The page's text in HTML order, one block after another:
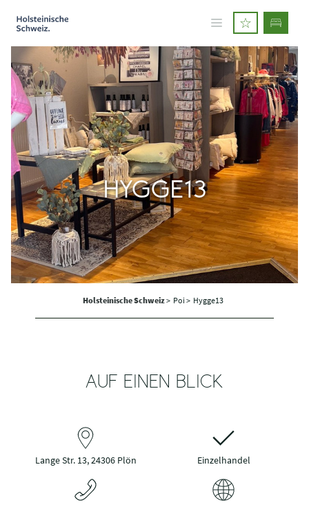
HYGGE13
Holsteinische Schweiz> Poi > Hygge13
AUF EINEN BLICK
Lange Str. 13, 24306 Plön Einzelhandel